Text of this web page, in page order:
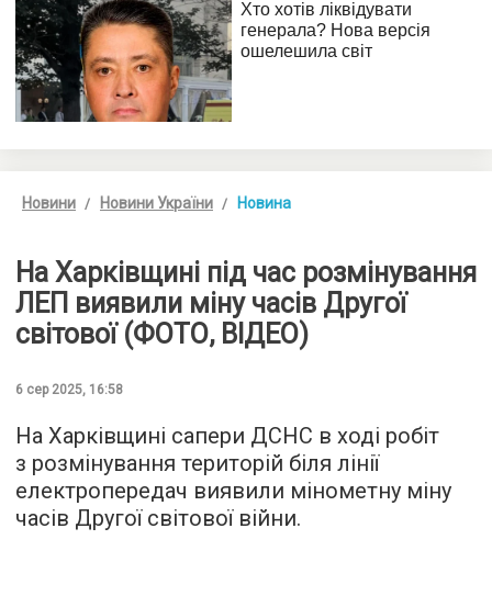
Новини Новини України Новина
На Харківщині під час розмінування
ЛЕП виявили міну часів Другої
світової (ФОТО, ВІДЕО)
6 сер 2025, 16:58
На Харківщині сапери ДСНС в ході робіт
з розмінування територій біля лінії
електропередач виявили мінометну міну
часів Другої світової війни.